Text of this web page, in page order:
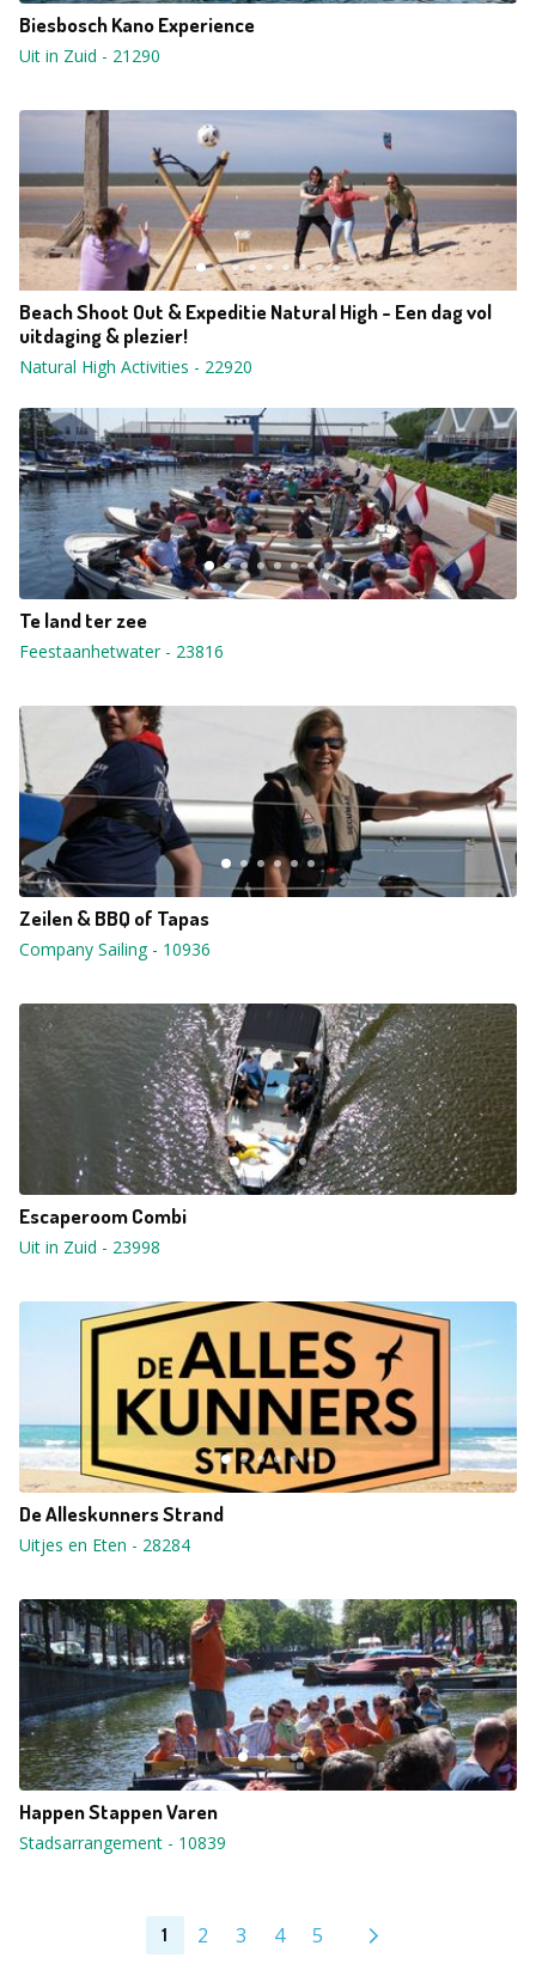
Biesbosch Kano Experience
Uit in Zuid - 21290
Beach Shoot Out & Expeditie Natural High - Een dag vol
uitdaging & plezier!
Natural High Activities - 22920
Te land ter zee
Feestaanhetwater- 23816
Zeilen & BBQ of Tapas
Company Sailing- 10936
Escaperoom Combi
Uit in Zuid - 23998
De Alleskunners Strand
Uitjes en Eten - 28284
Happen Stappen Varen
Stadsarrangement - 10839
1 2 3 4 5